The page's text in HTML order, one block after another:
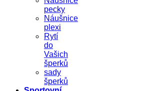
pecky
Náušnice
plexi
Rytí
do
Vašich
šperků
sady
šperků